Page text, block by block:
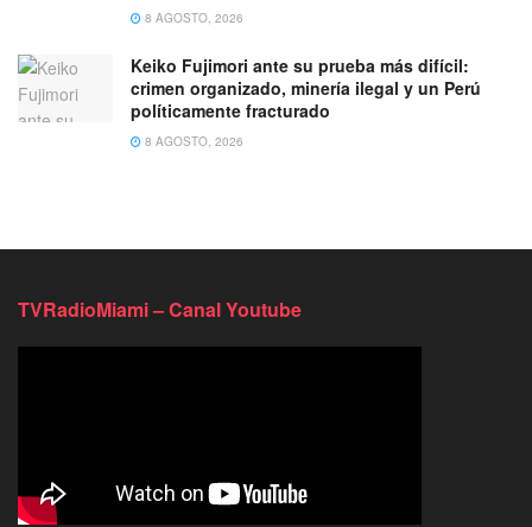
8 AGOSTO, 2026
Keiko Fujimori ante su prueba más difícil:
crimen organizado, minería ilegal y un Perú
políticamente fracturado
8 AGOSTO, 2026
TVRadioMiami – Canal Youtube